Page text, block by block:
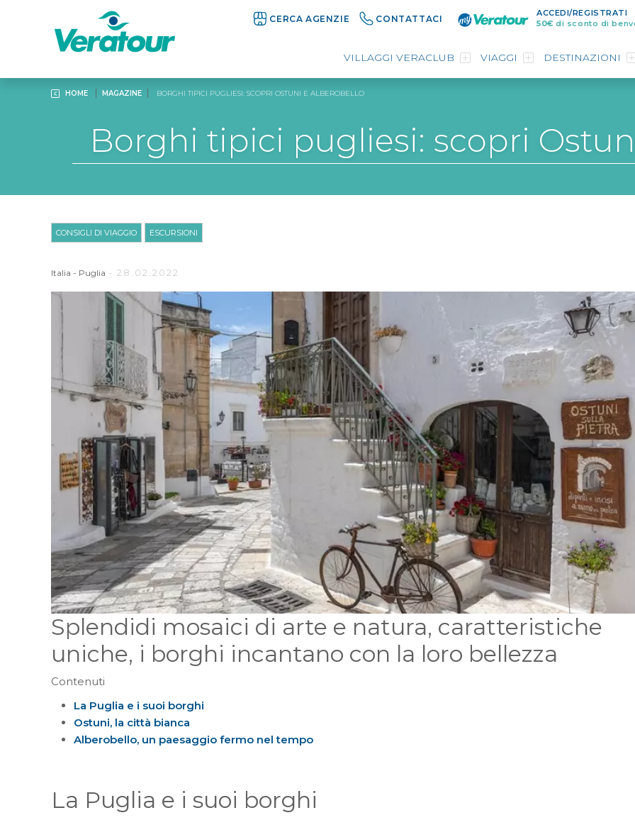
CERCA AGENZIE CONTATTACI
ACCEDI/REGISTRATI
50€ di sconto di
VILLAGGI VERACLUB VIAGGI DESTINAZIONI
HOME MAGAZINE BORGHI TIPICI PUGLIESI: SCOPRI OSTUNI E ALBEROBELLO
Borghi tipici pugliesi: scopri
CONSIGLI DI VIAGGIO ESCURSIONI
Italia - Puglia - 28.02.2022
Splendidi mosaici di arte e natura, caratteristiche
uniche, i borghi incantano con la loro bellezza
Contenuti
La Puglia e i suoi borghi
Ostuni, la città bianca
Alberobello, un paesaggio fermo nel tempo
La Puglia e i suoi borghi